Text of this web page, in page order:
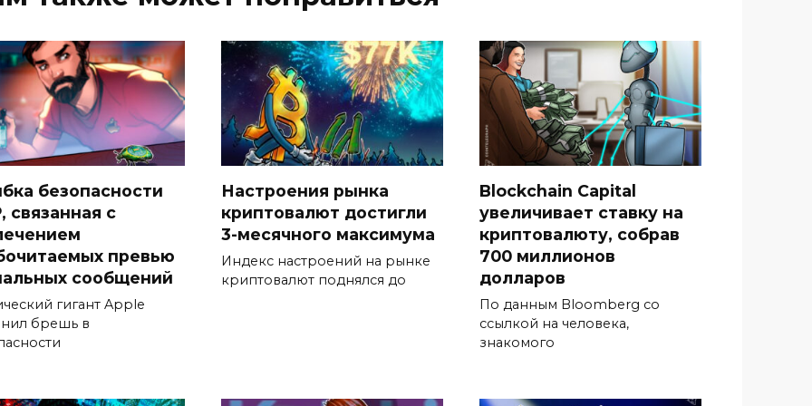
безопасности
связанная с
превью
сообщений
гигант Apple
брешь в
Настроения рынка
криптовалют достигли
3-месячного максимума
Индекс настроений на рынке
криптовалют поднялся до
Blockchain Capital
увеличивает ставку на
криптовалюту, собрав
700 миллионов
долларов
По данным Bloomberg со
ссылкой на человека,
знакомого